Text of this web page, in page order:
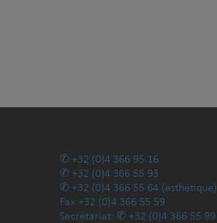
+32 (0)4 366 95 16
+32 (0)4 366 55 93
+32 (0)4 366 55 64 (esthétique)
Fax +32 (0)4 366 55 59
Secrétariat:
+32 (0)4 366 55 99